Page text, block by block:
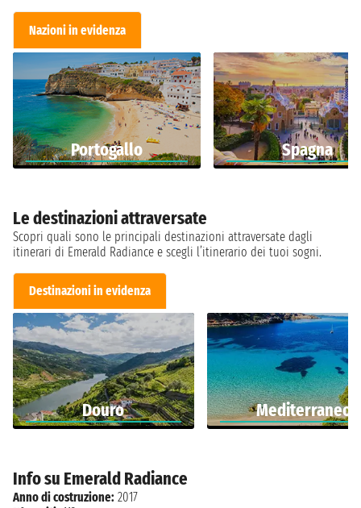
Nazioni in evidenza
Portogallo Spagna
Le destinazioni attraversate
Scopri quali sono le principali destinazioni attraversate dagli
itinerari di Emerald Radiance e scegli l’itinerario dei tuoi sogni.
Destinazioni in evidenza
Douro Mediterraneo
Info su Emerald Radiance
Anno di costruzione: 2017